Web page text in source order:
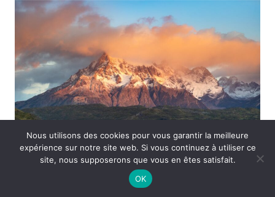
Comprendre
Comprendre la sexualité précoce chez
Nous utilisons des cookies pour vous garantir la meilleure
expérience sur notre site web. Si vous continuez à utiliser ce
site, nous supposerons que vous en êtes satisfait.
OK